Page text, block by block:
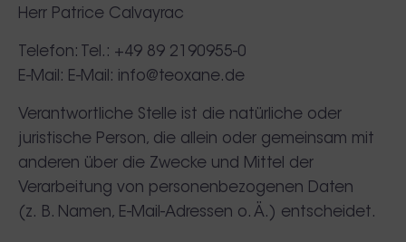
Herr Patrice Calvayrac
Telefon: Tel.: +49 89 2190955-0
E-Mail: E-Mail: info@teoxane.de
Verantwortliche Stelle ist die natürliche oder
juristische Person, die allein oder gemeinsam mit
anderen über die Zwecke und Mittel der
Verarbeitung von personenbezogenen Daten
(z. B. Namen, E-Mail-Adressen o. Ä.) entscheidet.